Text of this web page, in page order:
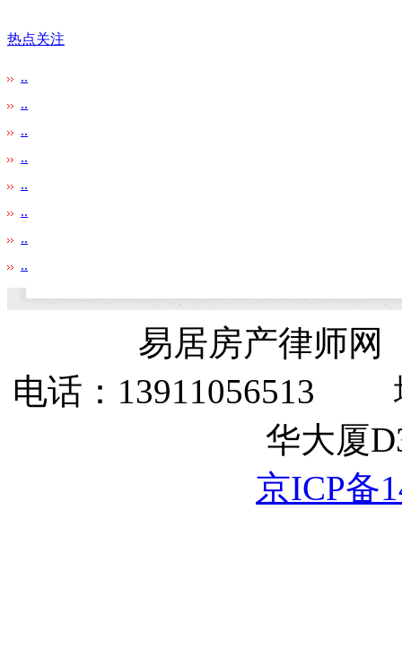
热点关注
..
..
..
..
..
..
..
..
易居房产律师网
电话：13911056513
华大厦
京ICP备